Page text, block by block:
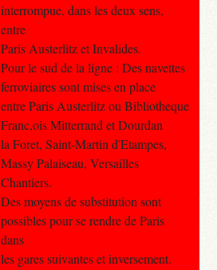
interrompue, dans les deux sens,
entre
Paris Austerlitz et Invalides.
Pour le sud de la ligne : Des navettes
ferroviaires sont mises en place
entre Paris Austerlitz ou Bibliotheque
Franc,ois Mitterrand et Dourdan
la Foret, Saint-Martin d'Etampes,
Massy Palaiseau, Versailles
Chantiers.
Des moyens de substitution sont
possibles pour se rendre de Paris
dans
les gares suivantes et inversement.